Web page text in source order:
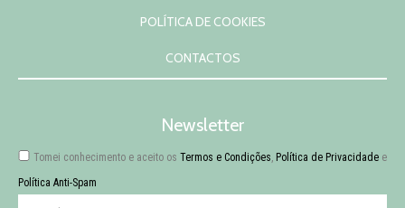
POLÍTICA DE COOKIES
CONTACTOS
Newsletter
Tomei conhecimento e aceito os Termos e Condições, Política de Privacidade e
Política Anti-Spam